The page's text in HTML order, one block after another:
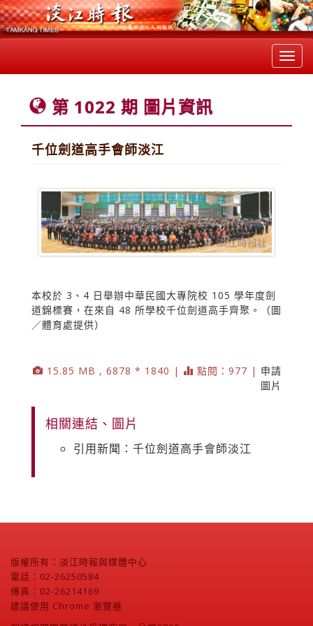
第 1022 期 圖片資訊
千位劍道高手會師淡江
本校於 3、4 日舉辦中華民國大專院校 105 學年度劍
道錦標賽，在來自 48 所學校千位劍道高手齊聚。（圖
／體育處提供）
15.85 MB , 6878 * 1840 | 點閱：977 | 申請
圖片
相關連結、圖片
引用新聞：千位劍道高手會師淡江
版權所有：淡江時報與媒體中心
電話：02-26250584
傳真：02-26214169
建議使用 Chrome 瀏覽器